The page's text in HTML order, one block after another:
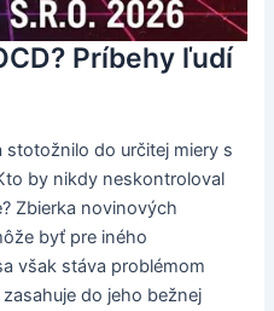
Príbehy ľudí
do určitej miery s
by nikdy neskontroloval
Zbierka novinových
byť pre iného
však stáva problémom
do jeho bežnej